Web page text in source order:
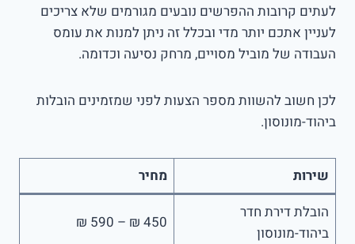
לעתים קרובות ההפרשים נובעים מגורמים שלא צריכים
לעניין אתכם יותר מדי ובכלל זה ניתן למנות את עומס
העבודה של מוביל מסויים, מרחק נסיעה וכדומה.
לכן חשוב להשוות מספר הצעות לפני שמזמינים הובלות
ביהוד-מונוסון.
שירות
מחיר
הובלת דירת חדר
ביהוד-מונוסון
450 ₪ – 590 ₪